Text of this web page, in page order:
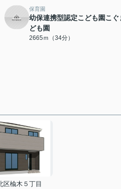
保育園
幼保連携型認定こども園こぐ
ども園
2665ｍ（34分）
区楡木５丁目